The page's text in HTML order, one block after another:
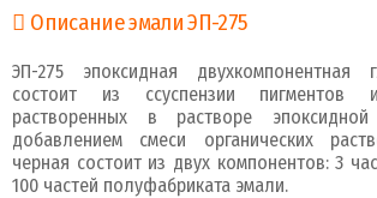
Описание эмали ЭП-275
ЭП-275 эпоксидная двухкомпонентная
состоит из cсуспензии пигментов
растворенных в растворе
добавлением смеси органических
черная состоит из двух компонентов: 3
100 частей полуфабриката эмали.